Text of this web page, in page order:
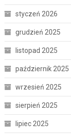
styczeń 2026
grudzień 2025
listopad 2025
październik 2025
wrzesień 2025
sierpień 2025
lipiec 2025